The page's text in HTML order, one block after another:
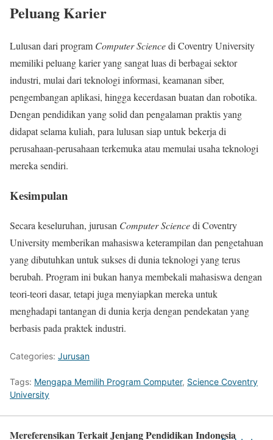
Peluang Karier
Lulusan dari program Computer Sciencedi Coventry University
memiliki peluang karier yang sangat luas di berbagai sektor
industri, mulai dari teknologi informasi, keamanan siber,
pengembangan aplikasi, hingga kecerdasan buatan dan robotika.
Dengan pendidikan yang solid dan pengalaman praktis yang
didapat selama kuliah, para lulusan siap untuk bekerja di
perusahaan-perusahaan terkemuka atau memulai usaha teknologi
mereka sendiri.
Kesimpulan
Secara keseluruhan, jurusan Computer Sciencedi Coventry
University memberikan mahasiswa keterampilan dan pengetahuan
yang dibutuhkan untuk sukses di dunia teknologi yang terus
berubah. Program ini bukan hanya membekali mahasiswa dengan
teori-teori dasar, tetapi juga menyiapkan mereka untuk
menghadapi tantangan di dunia kerja dengan pendekatan yang
berbasis pada praktek industri.
Categories: Jurusan
Tags: Mengapa Memilih Program Computer, Science Coventry
University
Mereferensikan Terkait Jenjang Pendidikan Indonesia